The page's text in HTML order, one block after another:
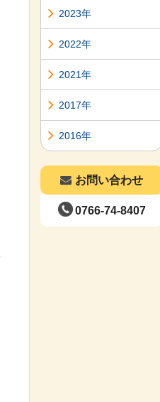
2023年
2022年
2021年
2017年
2016年
お問い合わせ
0766-74-8407